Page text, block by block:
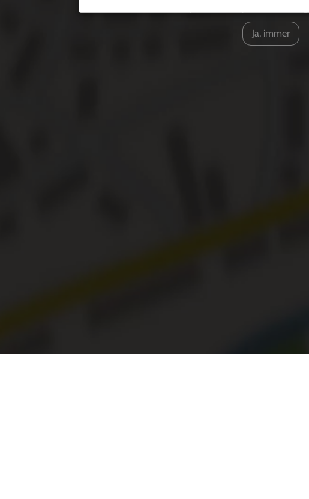
Ja, immer